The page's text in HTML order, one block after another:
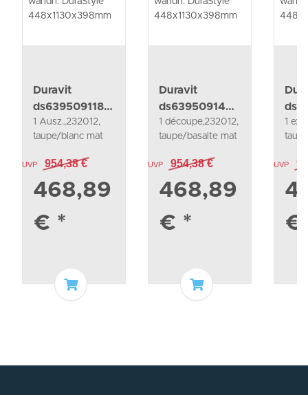
Duravit
ds639509118
wtu wandh.
DuraStyle
448x1130x398mm
1 Ausz.,232012,
taupe/blanc mat
UVP 954,38 €
468,89
€ *
Ajouter au panier
Duravit
ds639509143
wtu wandh.
DuraStyle
448x1130x398mm
1 découpe,232012,
taupe/basalte mat
UVP 954,38 €
468,89
€ *
Ajouter au panier
wtu
1
taupe
UVP
€